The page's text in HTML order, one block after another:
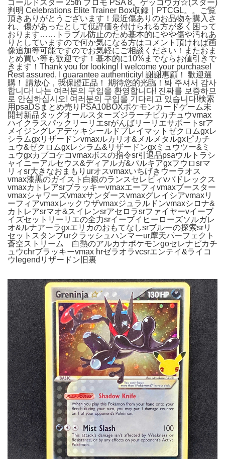
ゴールドスター 25th プロモ PSA 8。ゲッコウガ☆(スター)
判明 Celebrations Elite Trainer Box収録｜PTCGL。。ご覧
頂きありがとうございます！最近傷ありのお品物を購入さ
れ、傷があったとして低評価を付けられる方が多く困って
おります……トラブル防止のため基本的にやや傷や汚れあ
りとしていますので何か気になる方はコメント頂ければ画
像追加等可能ですのでお気軽にご相談ください！またおま
とめ買い等も歓迎です！基本的に10%までならお値引きで
きます！Thank you for looking! I welcome your purchase!
Rest assured, I guarantee authenticity! 謝謝惠顧！ 歡迎選
購！ 請放心，我保證正品！ 期待您的光臨！봐 주셔서 감사
합니다! 나는 여러분의 구입을 환영합니다! 진짜를 보증하므
로 안심하십시오! 여러분의 구입을 기다리고 있습니다!検索
用psaDSまとめ売りPSA10BOXポケモンカードゲーム未
開封新品タッグオールスターズジラーチピカチュウvmax
ハイクラスパックリーリエsrがんばリーリエサポートsrア
メイジングレアデッキシールドプレイマットゼクロムgxレ
シラムgxリザードンvmaxルカリオ&メルメタルgxピカチ
ュウ&ゼクロムgxレシラム&リザードンgxミュウツー&ミ
ュウgxカプコケコvmaxボスの指令sr引退品psaウルトラシ
ャイニーアルセウス&ディアルガ&パルキアgxフウロsrマ
リィsr大きなおまもりurオスvmaxいちげきウーラオス
vmax漆黒のガイスト白銀のランスセレビィvバドレックス
vmaxカトレアsrブラッキーvmaxエーフィvmaxブースター
vmaxシャワーズvmaxサンダースvmaxグレイシアvmaxリ
ーフィアvmaxレックウザvmaxジュラルドンvmaxシロナ&
カトレアsrマオ&スイレンsrアセロラsrファイヤーvイーブ
イズセットリーリエの全力srイーブイヒーローズソルガレ
オ&ルナアーラgxエリカのおもてなしsrブルーの探索srリ
セットスタンプurクラッシュハンマーur摩天パーフェクト
蒼空ストリーム 白熱のアルカナポケモンgoセレナピカチ
ュウchrブラッキーvmax hrゼラオラvcsrエンテイ&ライコ
ウlegendリザードン旧裏